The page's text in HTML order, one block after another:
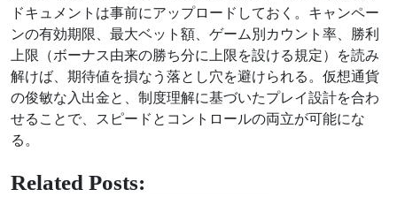
ドキュメントは事前にアップロードしておく。キャンペー
ンの有効期限、最大ベット額、ゲーム別カウント率、勝利
上限（ボーナス由来の勝ち分に上限を設ける規定）を読み
解けば、期待値を損なう落とし穴を避けられる。仮想通貨
の俊敏な入出金と、制度理解に基づいたプレイ設計を合わ
せることで、スピードとコントロールの両立が可能にな
る。
Related Posts: